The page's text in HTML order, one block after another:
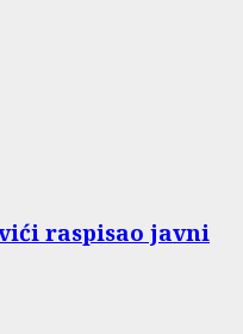
raspisao javni